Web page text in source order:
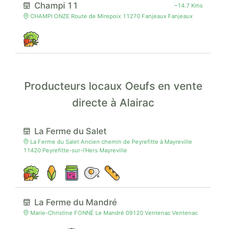
Champi 11
~14.7 Kms
CHAMPI ONZE Route de Mirepoix 11270 Fanjeaux Fanjeaux
Producteurs locaux Oeufs en vente
directe à Alairac
La Ferme du Salet
La Ferme du Salet Ancien chemin de Peyrefitte à Mayreville
11420 Peyrefitte-sur-l'Hers Mayreville
La Ferme du Mandré
Marie-Christine FONNÉ Le Mandré 09120 Ventenac Ventenac